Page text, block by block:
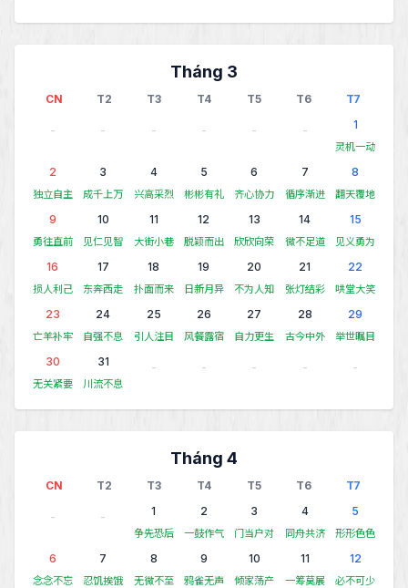
Tháng 3
CN T2 T3 T4 T5 T6 T7
- - - - - - 1
灵机一动
2
独立自主
3
成千上万
4
兴高采烈
5
彬彬有礼
6
齐心协力
7
循序渐进
8
翻天覆地
9
勇往直前
10
见仁见智
11
大街小巷
12
脱颖而出
13
欣欣向荣
14
微不足道
15
见义勇为
16
损人利己
17
东奔西走
18
扑面而来
19
日新月异
20
不为人知
21
张灯结彩
22
哄堂大笑
23
亡羊补牢
24
自强不息
25
引人注目
26
风餐露宿
27
自力更生
28
古今中外
29
举世瞩目
30
无关紧要
31
川流不息
- - - - -
Tháng 4
CN T2 T3 T4 T5 T6 T7
- - 1
争先恐后
2
一鼓作气
3
门当户对
4
同舟共济
5
形形色色
6
念念不忘
7
忍饥挨饿
8
无微不至
9
鸦雀无声
10
倾家荡产
11
一筹莫展
12
必不可少